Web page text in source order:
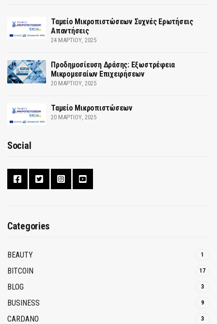
Ταμείο Μικροπιστώσεων Συχνές Ερωτήσεις
Απαντήσεις
24 ΜΑΡΤΊΟΥ, 2025
Προδημοσίευση Δράσης: Εξωστρέφεια
Μικρομεσαίων Επιχειρήσεων
20 ΜΑΡΤΊΟΥ, 2025
Ταμείο Μικροπιστώσεων
20 ΜΑΡΤΊΟΥ, 2025
Social
Categories
BEAUTY 1
BITCOIN 17
BLOG 3
BUSINESS 9
CARDANO 3